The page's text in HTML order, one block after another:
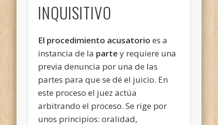
INQUISITIVO
El procedimiento acusatorio es a
instancia de la parte y requiere una
previa denuncia por una de las
partes para que se dé el juicio. En
este proceso el juez actúa
arbitrando el proceso. Se rige por
unos principios: oralidad,